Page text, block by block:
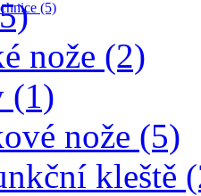
(5)
nože (2)
(1)
nože (5)
kleště